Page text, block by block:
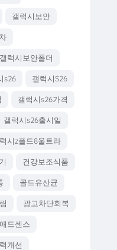
갤럭시보안
갤럭시보안폴더
s26 갤럭시S26
갤럭시s26가격
갤럭시s26출시일
시z폴드8울트라
건강보조식품
골드유산균
광고차단회복
드센스
개선